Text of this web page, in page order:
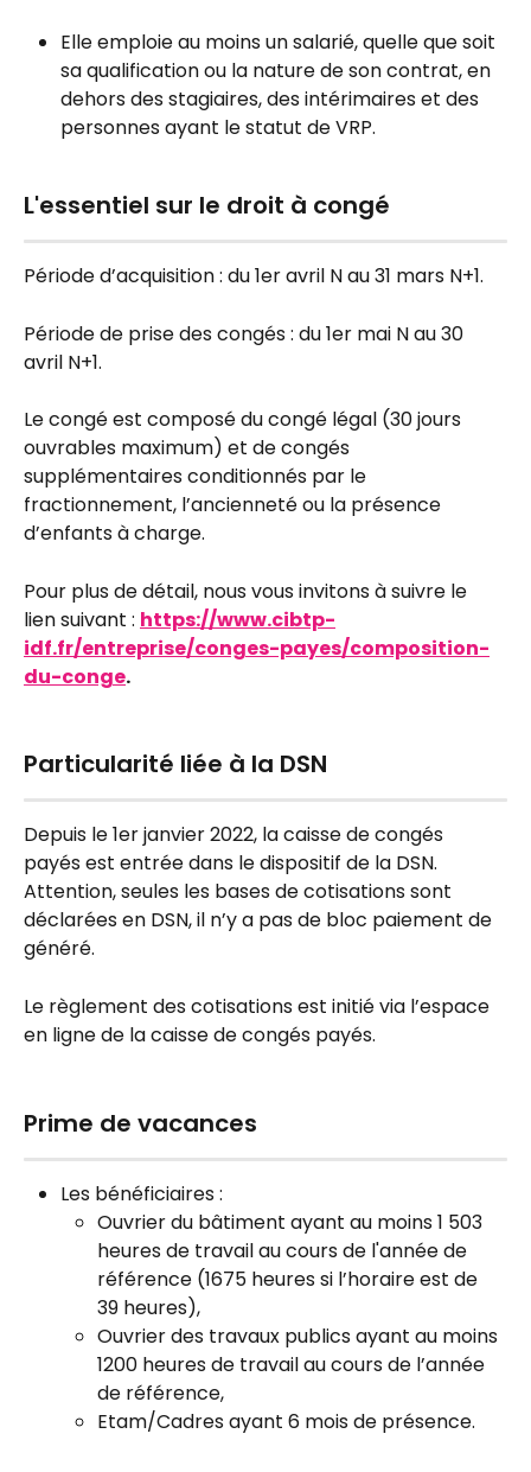
Elle emploie au moins un salarié, quelle que soit
sa qualification ou la nature de son contrat, en
dehors des stagiaires, des intérimaires et des
personnes ayant le statut de VRP.
L'essentiel sur le droit à congé
Période d’acquisition : du 1er avril N au 31 mars N+1.
Période de prise des congés : du 1er mai N au 30
avril N+1.
Le congé est composé du congé légal (30 jours
ouvrables maximum) et de congés
supplémentaires conditionnés par le
fractionnement, l’ancienneté ou la présence
d’enfants à charge.
Pour plus de détail, nous vous invitons à suivre le
lien suivant : https://www.cibtp-
idf.fr/entreprise/conges-payes/composition-
du-conge.
Particularité liée à la DSN
Depuis le 1er janvier 2022, la caisse de congés
payés est entrée dans le dispositif de la DSN.
Attention, seules les bases de cotisations sont
déclarées en DSN, il n’y a pas de bloc paiement de
généré.
Le règlement des cotisations est initié via l’espace
en ligne de la caisse de congés payés.
Prime de vacances
Les bénéficiaires :
Ouvrier du bâtiment ayant au moins 1 503
heures de travail au cours de l'année de
référence (1675 heures si l’horaire est de
39 heures),
Ouvrier des travaux publics ayant au moins
1200 heures de travail au cours de l’année
de référence,
Etam/Cadres ayant 6 mois de présence.